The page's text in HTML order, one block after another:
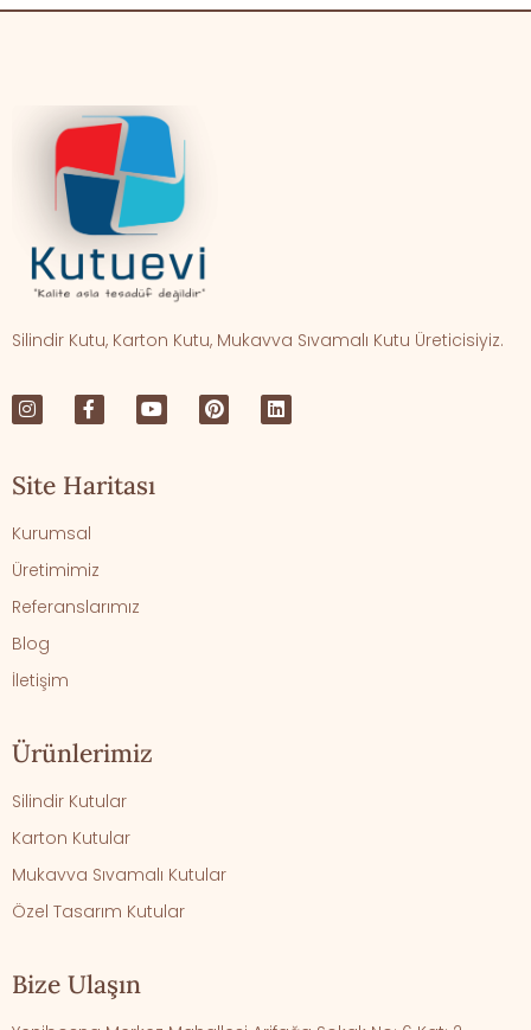
Silindir Kutu, Karton Kutu, Mukavva Sıvamalı Kutu Üreticisiyiz.
Site Haritası
Kurumsal
Üretimimiz
Referanslarımız
Blog
İletişim
Ürünlerimiz
Silindir Kutular
Karton Kutular
Mukavva Sıvamalı Kutular
Özel Tasarım Kutular
Bize Ulaşın